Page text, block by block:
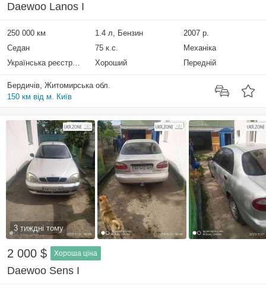
Daewoo Lanos I
250 000 км 1.4 л, Бензин
2007 р.
Седан
75 к.с.
Механіка
Українська реєстрація
Хороший Передній
Бердичів, Житомирська обл.
150 км від м. Київ
3 тиждні тому
2 000 $ Хороша ціна
Daewoo Sens I